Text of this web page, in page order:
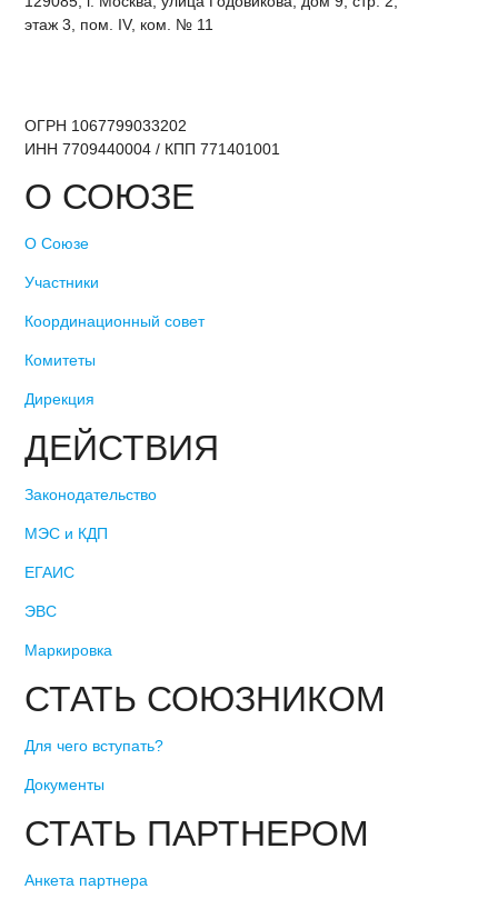
этаж 3, пом. IV, ком. № 11
ОГРН 1067799033202
ИНН 7709440004 / КПП 771401001
О СОЮЗЕ
О Союзе
Участники
Координационный совет
Комитеты
Дирекция
ДЕЙСТВИЯ
Законодательство
МЭС и КДП
ЕГАИС
ЭВС
Маркировка
СТАТЬ СОЮЗНИКОМ
Для чего вступать?
Документы
СТАТЬ ПАРТНЕРОМ
Анкета партнера